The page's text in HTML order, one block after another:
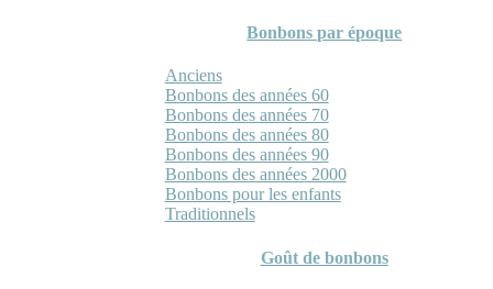
Bonbons par époque
Anciens
Bonbons des années 60
Bonbons des années 70
Bonbons des années 80
Bonbons des années 90
Bonbons des années 2000
Bonbons pour les enfants
Traditionnels
Goût de bonbons